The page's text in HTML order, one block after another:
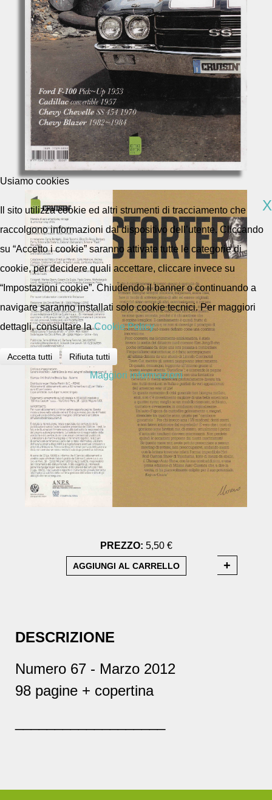
PREZZO: 5,50 €
DESCRIZIONE
Numero 67 - Marzo 2012
98 pagine + copertina
Usiamo cookies
X
Il sito utilizza cookie ed altri strumenti di tracciamento che
raccolgono informazioni dal dispositivo dell’utente. Cliccando
su “Accetto i cookie” saranno attivate tutte le categorie di
cookie, per decidere quali accettare, cliccare invece su
“Impostazioni cookie”. Chiudendo il banner o continuando a
navigare saranno installati solo cookie tecnici. Per maggiori
dettagli, consultare laCookie Policy
Accetta tutti Rifiuta tutti
Maggiori informazioni